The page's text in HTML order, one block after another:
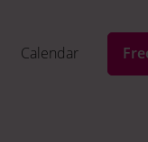
Calendar